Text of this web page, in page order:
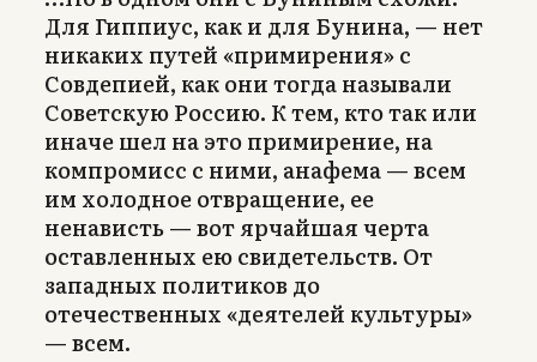
Для Гиппиус, как и для Бунина, — нет
никаких путей «примирения» с
Совдепией, как они тогда называли
Советскую Россию. К тем, кто так или
иначе шел на это примирение, на
компромисс с ними, анафема — всем
им холодное отвращение, ее
ненависть — вот ярчайшая черта
оставленных ею свидетельств. От
западных политиков до
отечественных «деятелей культуры»
— всем.